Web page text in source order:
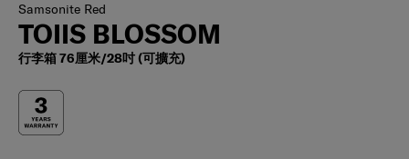
Samsonite Red
TOIIS BLOSSOM
行李箱 76厘米/28吋 (可擴充)